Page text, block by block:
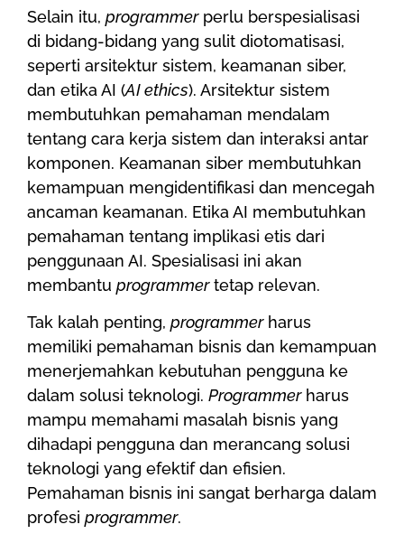
Selain itu, programmerperlu berspesialisasi
di bidang-bidang yang sulit diotomatisasi,
seperti arsitektur sistem, keamanan siber,
dan etika AI (AI ethics). Arsitektur sistem
membutuhkan pemahaman mendalam
tentang cara kerja sistem dan interaksi antar
komponen. Keamanan siber membutuhkan
kemampuan mengidentifikasi dan mencegah
ancaman keamanan. Etika AI membutuhkan
pemahaman tentang implikasi etis dari
penggunaan AI. Spesialisasi ini akan
membantu programmertetap relevan.
Tak kalah penting, programmerharus
memiliki pemahaman bisnis dan kemampuan
menerjemahkan kebutuhan pengguna ke
dalam solusi teknologi. Programmerharus
mampu memahami masalah bisnis yang
dihadapi pengguna dan merancang solusi
teknologi yang efektif dan efisien.
Pemahaman bisnis ini sangat berharga dalam
profesi programmer.